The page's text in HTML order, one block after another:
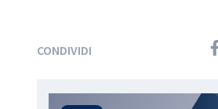
CONDIVIDI